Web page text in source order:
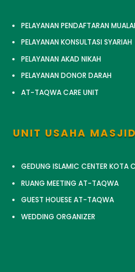
PELAYANAN PENDAFTARAN
PELAYANAN KONSULTASI SYARIAH
PELAYANAN AKAD NIKAH
PELAYANAN DONOR DARAH
AT-TAQWA CARE UNIT
UNIT USAHA MASJID
GEDUNG ISLAMIC CENTER KOTA
RUANG MEETING AT-TAQWA
GUEST HOUESE AT-TAQWA
WEDDING ORGANIZER